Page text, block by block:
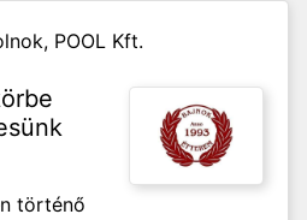
POOL Kft.
történő